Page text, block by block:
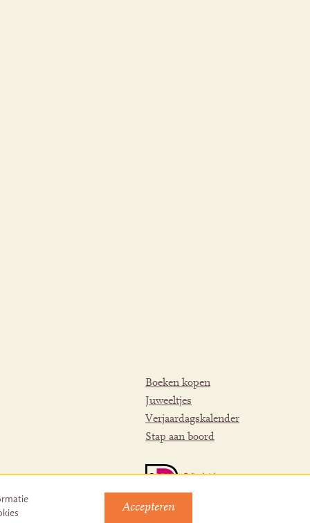
Boeken kopen
Juweeltjes
Verjaardagskalender
Stap aan boord
Accepteren